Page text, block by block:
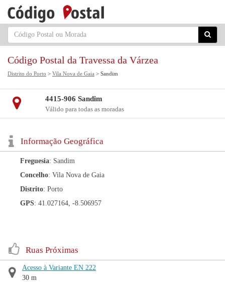
Código Postal da Travessa da Várzea
Distrito do Porto > Vila Nova de Gaia > Sandim
4415-906 Sandim
Válido para todas as moradas
Informação Geográfica
Freguesia: Sandim
Concelho: Vila Nova de Gaia
Distrito: Porto
GPS: 41.027164, -8.506957
Ruas Próximas
Acesso à Variante EN 222
30 m